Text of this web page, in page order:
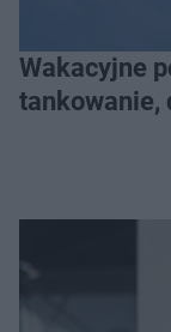
Wakacyjne
tankowanie,